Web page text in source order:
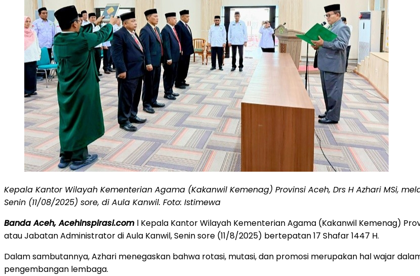
Kepala Kantor Wilayah Kementerian Agama (Kakanwil Kemenag) Provinsi Aceh, Drs H Azhari MSi,
Senin (11/08/2025) sore, di Aula Kanwil. Foto: Istimewa
Banda Aceh, Acehinspirasi.com l Kepala Kantor Wilayah Kementerian Agama (Kakanwil Kemenag)
atau Jabatan Administrator di Aula Kanwil, Senin sore (11/8/2025) bertepatan 17 Shafar 1447 H.
Dalam sambutannya, Azhari menegaskan bahwa rotasi, mutasi, dan promosi merupakan hal wajar
pengembangan lembaga.